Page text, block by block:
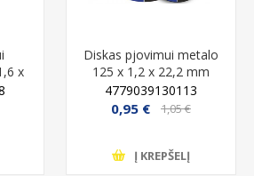
x
Diskas pjovimui metalo
125 x 1,2 x 22,2 mm
Specialist+
4779039130113
0,95 € 1,05 €
Į KREPŠELĮ